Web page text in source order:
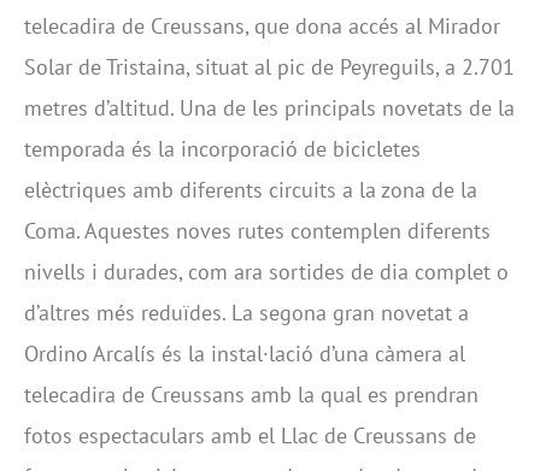
telecadira de Creussans, que dona accés al Mirador
Solar de Tristaina, situat al pic de Peyreguils, a 2.701
metres d’altitud. Una de les principals novetats de la
temporada és la incorporació de bicicletes
elèctriques amb diferents circuits a la zona de la
Coma. Aquestes noves rutes contemplen diferents
nivells i durades, com ara sortides de dia complet o
d’altres més reduïdes. La segona gran novetat a
Ordino Arcalís és la instal·lació d’una càmera al
telecadira de Creussans amb la qual es prendran
fotos espectaculars amb el Llac de Creussans de